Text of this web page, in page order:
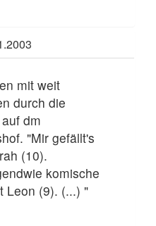
mit weit
durch die
dm
"Mir gefällt's
(10).
komische
Leon (9). (...) "